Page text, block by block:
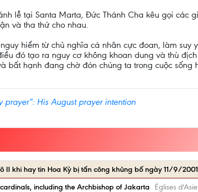
lễ tại Santa Marta, Đức Thánh Cha kêu gọi các
và tha thứ cho nhau.
hiểm từ chủ nghĩa cá nhân cực đoan, làm suy
đó tạo ra nguy cơ không khoan dung và thù
bất hạnh đang chờ đón chúng ta trong cuộc sống
prayer”: His August prayer intention
II khi hay tin Hoa Kỳ bị tấn công khủng bố ngày 11/9/2001
including the Archbishop of Jakarta
Églises d'Asie